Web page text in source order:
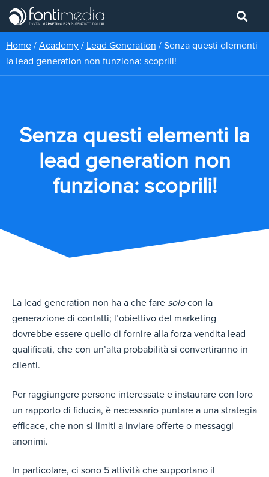
Home / Academy / Lead Generation / Senza questi elementi
la lead generation non funziona: scoprili!
Senza questi elementi la
lead generation non
funziona: scoprili!
La lead generation non ha a che fare solocon la
generazione di contatti; l’obiettivo del marketing
dovrebbe essere quello di fornire alla forza vendita lead
qualificati, che con un’alta probabilità si convertiranno in
clienti.
Per raggiungere persone interessate e instaurare con loro
un rapporto di fiducia, è necessario puntare a una strategia
efficace, che non si limiti a inviare offerte o messaggi
anonimi.
In particolare, ci sono 5 attività che supportano il